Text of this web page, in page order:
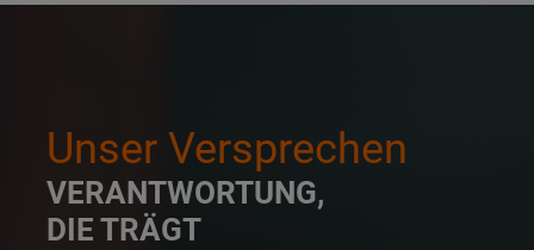
Unser Versprechen
VERANTWORTUNG,
DIE TRÄGT